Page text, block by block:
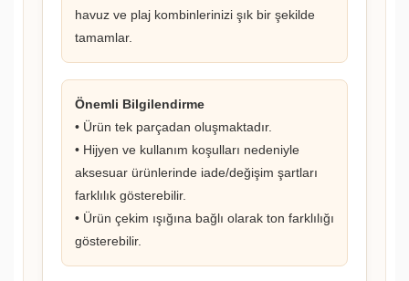
havuz ve plaj kombinlerinizi şık bir şekilde
tamamlar.
Önemli Bilgilendirme
• Ürün tek parçadan oluşmaktadır.
• Hijyen ve kullanım koşulları nedeniyle
aksesuar ürünlerinde iade/değişim şartları
farklılık gösterebilir.
• Ürün çekim ışığına bağlı olarak ton farklılığı
gösterebilir.